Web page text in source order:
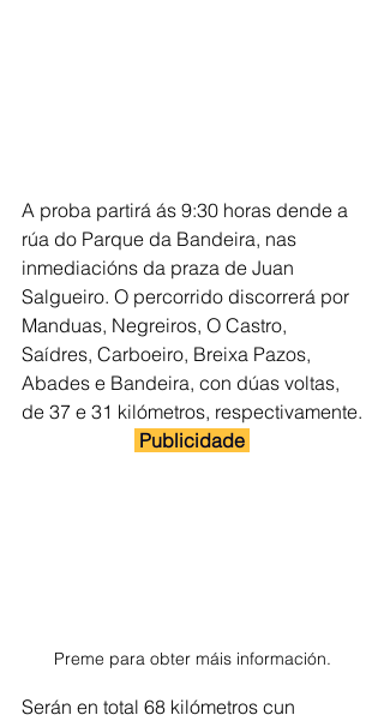
A proba partirá ás 9:30 horas dende a
rúa do Parque da Bandeira, nas
inmediacións da praza de Juan
Salgueiro. O percorrido discorrerá por
Manduas, Negreiros, O Castro,
Saídres, Carboeiro, Breixa Pazos,
Abades e Bandeira, con dúas voltas,
de 37 e 31 kilómetros, respectivamente.
Publicidade
Preme para obter máis información.
Serán en total 68 kilómetros cun